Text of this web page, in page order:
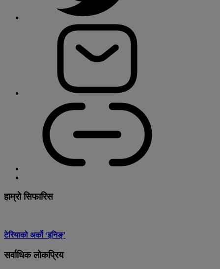
हाम्रो सिफारिस
टेरियाको अर्को ‘इनिङ्’
सर्वाधिक लोकप्रिय